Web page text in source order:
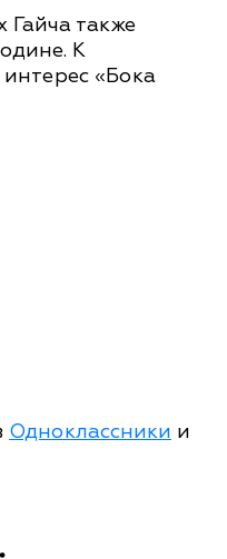
Гайча также
К
«Бока
Одноклассники и